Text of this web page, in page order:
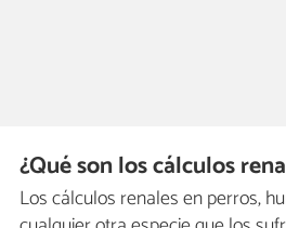
¿Qué son los cálculos
Los cálculos renales en perros,